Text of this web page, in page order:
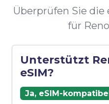
Überprüfen Sie
für
Unterstützt
eSIM?
Ja, eSIM-